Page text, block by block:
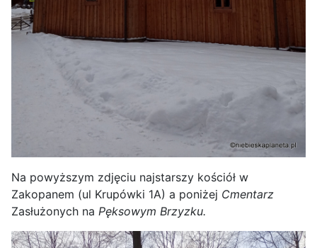
Na powyższym zdjęciu najstarszy kościół w
Zakopanem (ul Krupówki 1A) a poniżej Cmentarz
Zasłużonych na Pęksowym Brzyzku.